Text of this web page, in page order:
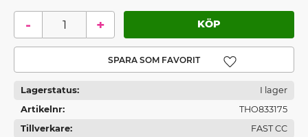
+
-
Lägg till i favoriter
Lagerstatus
I lager
Artikelnr
THO833175
Tillverkare
FAST CC